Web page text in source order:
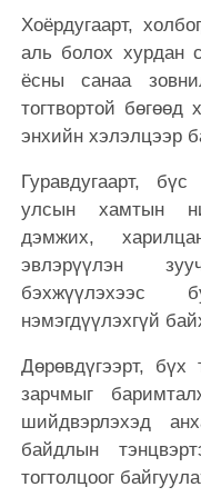
Хоёрдугаарт,
аль болох хурдан
ёсны санаа
тогтвортой бөгөөд
энхийн хэлэлцээр
Гуравдугаарт,
улсын хамтын
дэмжих,
эвлэрүүлэн
бэхжүүлэхээс
нэмэгдүүлэхгүй
Дөрөвдүгээрт,
зарчмыг
шийдвэрлэхэд
байдлын
тогтолцоог